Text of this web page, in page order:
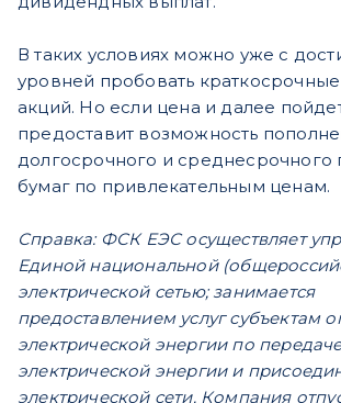
В таких условиях можно уже с
уровней пробовать
акций. Но если цена и далее
предоставит возможность
долгосрочного и среднесрочного
бумаг по привлекательным ценам.
Справка: ФСК ЕЭС осуществляет
Единой национальной
электрической сетью; занимается
предоставлением услуг субъектам
электрической энергии по
электрической энергии и
электрической сети. Компания